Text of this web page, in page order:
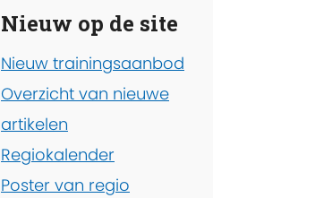
Nieuw op de site
Nieuw trainingsaanbod
Overzicht van nieuwe
artikelen
Regiokalender
Poster van regio